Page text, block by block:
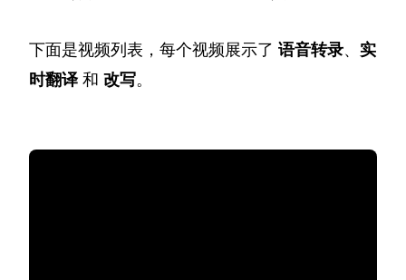
下面是视频列表，每个视频展示了 语音转录、 实
时翻译 和 改写。